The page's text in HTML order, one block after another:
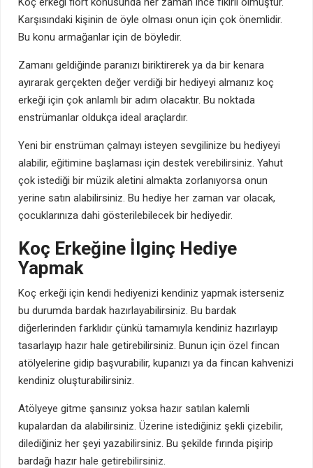
Karşısındaki kişinin de öyle olması onun için çok önemlidir.
Bu konu armağanlar için de böyledir.
Zamanı geldiğinde paranızı biriktirerek ya da bir kenara
ayırarak gerçekten değer verdiği bir hediyeyi almanız koç
erkeği için çok anlamlı bir adım olacaktır. Bu noktada
enstrümanlar oldukça ideal araçlardır.
Yeni bir enstrüman çalmayı isteyen sevgilinize bu hediyeyi
alabilir, eğitimine başlaması için destek verebilirsiniz. Yahut
çok istediği bir müzik aletini almakta zorlanıyorsa onun
yerine satın alabilirsiniz. Bu hediye her zaman var olacak,
çocuklarınıza dahi gösterilebilecek bir hediyedir.
Koç Erkeğine İlginç Hediye
Yapmak
Koç erkeği için kendi hediyenizi kendiniz yapmak isterseniz
bu durumda bardak hazırlayabilirsiniz. Bu bardak
diğerlerinden farklıdır çünkü tamamıyla kendiniz hazırlayıp
tasarlayıp hazır hale getirebilirsiniz. Bunun için özel fincan
atölyelerine gidip başvurabilir, kupanızı ya da fincan kahvenizi
kendiniz oluşturabilirsiniz.
Atölyeye gitme şansınız yoksa hazır satılan kalemli
kupalardan da alabilirsiniz. Üzerine istediğiniz şekli çizebilir,
dilediğiniz her şeyi yazabilirsiniz. Bu şekilde fırında pişirip
bardağı hazır hale getirebilirsiniz.